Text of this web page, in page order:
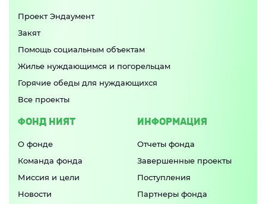
Проект Эндаумент
Закят
Помощь социальным объектам
Жилье нуждающимся и погорельцам
Горячие обеды для нуждающихся
Все проекты
ФОНД НИЯТ
О фонде
Команда фонда
Миссия и цели
Новости
ИНФОРМАЦИЯ
Отчеты фонда
Завершенные проекты
Поступления
Партнеры фонда